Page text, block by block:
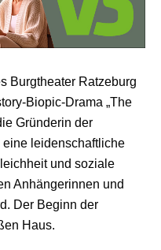
Burgtheater Ratzeburg
Biopic-Drama „The
Gründerin der
leidenschaftliche
und soziale
Anhängerinnen und
Der Beginn der
Haus.